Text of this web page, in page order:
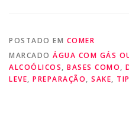
POSTADO EM COMER
MARCADO ÁGUA COM GÁS
ALCOÓLICOS, BASES COMO,
LEVE, PREPARAÇÃO, SAKE,